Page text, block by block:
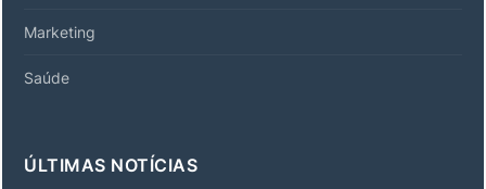
Marketing
Saúde
ÚLTIMAS NOTÍCIAS